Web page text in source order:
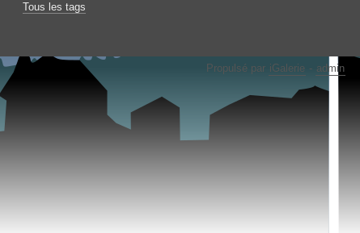
Tous les tags
Propulsé par iGalerie - admin